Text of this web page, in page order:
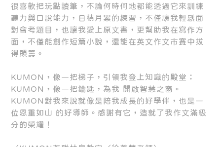
很喜歡把玩點讀筆，不論何時何地都能透過它來訓練
聽力與口說能力，日積月累的練習，不僅讓我輕鬆面
對會考題目，也讓我愛上原文書，更幫助我在寫作方
面，不僅能創作短篇小說，還能在英文作文市賽中拔
得頭籌。
KUMON，像一把梯子，引領我登上知識的殿堂；
KUMON，像一把鑰匙，為我 開啟智慧之窗。
KUMON對我來說就像是陪我成長的好學伴，也是一
位恩重如山 的好導師。感謝有它，造就了我作文滿級
分的榮耀！